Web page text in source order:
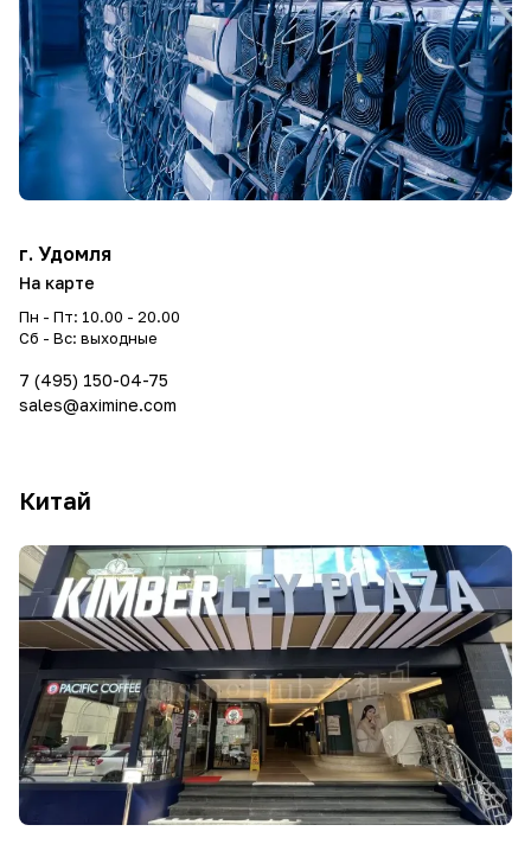
г. Удомля
На карте
Пн - Пт: 10.00 - 20.00
Сб - Вс: выходные
7 (495) 150-04-75
sales@aximine.com
Китай